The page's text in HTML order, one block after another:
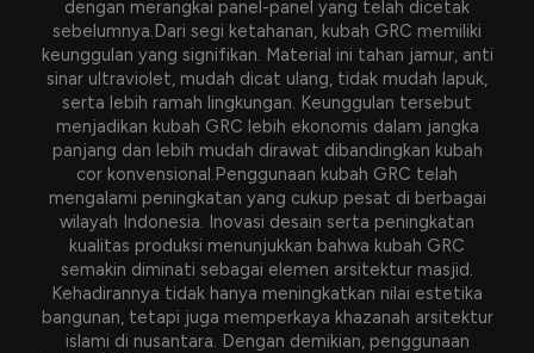
dengan merangkai panel-panel yang telah dicetak
sebelumnya.Dari segi ketahanan, kubah GRC memiliki
keunggulan yang signifikan. Material ini tahan jamur, anti
sinar ultraviolet, mudah dicat ulang, tidak mudah lapuk,
serta lebih ramah lingkungan. Keunggulan tersebut
menjadikan kubah GRC lebih ekonomis dalam jangka
panjang dan lebih mudah dirawat dibandingkan kubah
cor konvensional.Penggunaan kubah GRC telah
mengalami peningkatan yang cukup pesat di berbagai
wilayah Indonesia. Inovasi desain serta peningkatan
kualitas produksi menunjukkan bahwa kubah GRC
semakin diminati sebagai elemen arsitektur masjid.
Kehadirannya tidak hanya meningkatkan nilai estetika
bangunan, tetapi juga memperkaya khazanah arsitektur
islami di nusantara. Dengan demikian, penggunaan